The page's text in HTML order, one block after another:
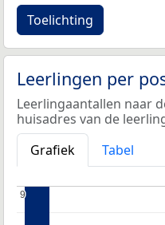
Toelichting
Leerlingen per
Leerlingaantallen naar
huisadres van de
Grafiek
Tabel
9
9